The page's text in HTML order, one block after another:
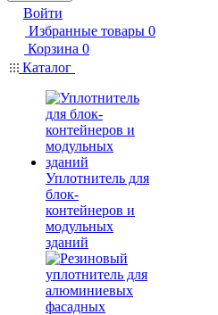
Войти
Избранные товары 0
Корзина 0
Каталог
Уплотнитель для
блок-
контейнеров и
модульных
зданий